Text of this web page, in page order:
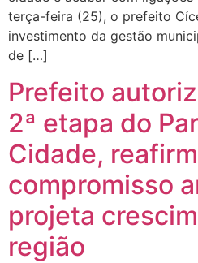
terça-feira (25), o prefeito
investimento da gestão
de […]
Prefeito
2ª etapa do
Cidade,
compromisso
projeta
região